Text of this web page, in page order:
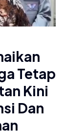
Tetap
Kini
Dan